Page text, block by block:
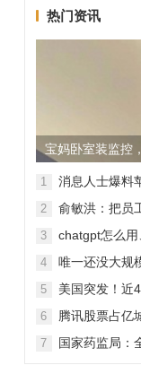
热门资讯
宝妈卧室装监控
警方已介入调查
1
消息人士爆料
无现金交易、
2
俞敏洪：把员
司，建议24节
3
chatgpt怎么
ChatGPT企业
4
唯一还没大规
苹果还能扛多
5
美国突发！近
2000架次航班
6
腾讯股票占亿
怎样的？）
7
国家药监局：